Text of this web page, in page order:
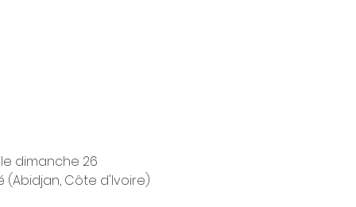
dimanche 26
(Abidjan, Côte d'Ivoire)